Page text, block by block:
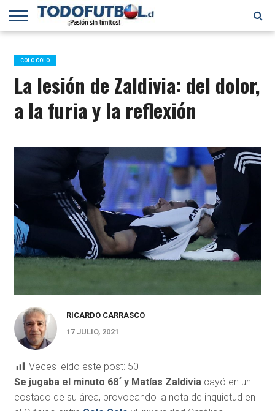
PRIMERA
B
SELECCIÓN
CHILENA
CHILENOS
EN EL
MUNDO
FÚTBOL
INTERNACIONAL
COLO COLO
La lesión de Zaldivia: del dolor,
a la furia y la reflexión
RICARDO CARRASCO
17 JULIO, 2021
Veces leído este post: 50
Se jugaba el minuto 68´ y Matías Zaldiviacayó en un
costado de su área, provocando la nota de inquietud en